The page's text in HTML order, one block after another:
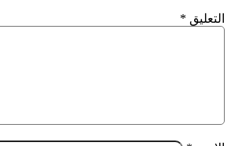
التعليق *